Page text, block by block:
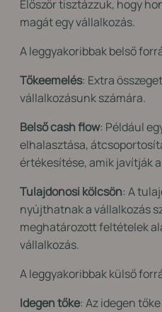
Először tisztázzuk, hogy
magát egy vállalkozás.
A leggyakoribbak belső
Tőkeemelés: Extra
vállalkozásunk számára.
Belső cash flow: Például
elhalasztása,
értékesítése, amik javítják
Tulajdonosi kölcsön: A
nyújthatnak a vállalkozás
meghatározott feltételek
vállalkozás.
A leggyakoribbak külső
Idegen tőke: Az idegen